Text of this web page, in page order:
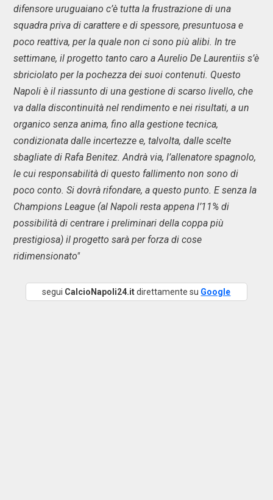
difensore uruguaiano c’è tutta la frustrazione di una
squadra priva di carattere e di spessore, presuntuosa e
poco reattiva, per la quale non ci sono più alibi. In tre
settimane, il progetto tanto caro a Aurelio De Laurentiis s’è
sbriciolato per la pochezza dei suoi contenuti. Questo
Napoli è il riassunto di una gestione di scarso livello, che
va dalla discontinuità nel rendimento e nei risultati, a un
organico senza anima, fino alla gestione tecnica,
condizionata dalle incertezze e, talvolta, dalle scelte
sbagliate di Rafa Benitez. Andrà via, l’allenatore spagnolo,
le cui responsabilità di questo fallimento non sono di
poco conto. Si dovrà rifondare, a questo punto. E senza la
Champions League (al Napoli resta appena l’11% di
possibilità di centrare i preliminari della coppa più
prestigiosa) il progetto sarà per forza di cose
ridimensionato"
segui CalcioNapoli24.itdirettamente su Google